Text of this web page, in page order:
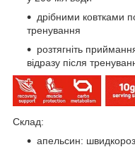
дрібними ковтками
тренування
розтягніть
відразу після
Склад:
апельсин: